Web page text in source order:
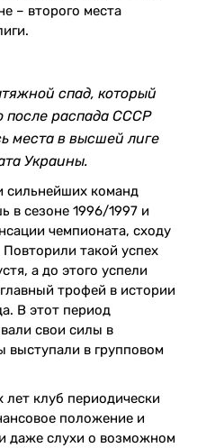
– второго места
спад, который
после распада СССР
места в высшей лиге
Украины.
сильнейших команд
в сезоне 1996/1997 и
чемпионата, сходу
такой успех
а до этого успели
трофей в истории
В этот период
свои силы в
выступали в групповом
клуб периодически
положение и
даже слухи о возможном